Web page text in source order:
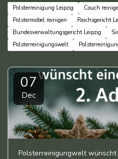
Polsterreinigung Leipzig Couch
Polstermöbel reinigen
Reichsgericht
Bundesverwaltungsgericht Leipzig
Polsterreinigungswelt
07
Dec
Polsterreinigungwelt